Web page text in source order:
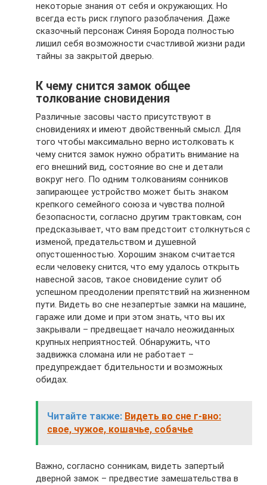
некоторые знания от себя и окружающих. Но
всегда есть риск глупого разоблачения. Даже
сказочный персонаж Синяя Борода полностью
лишил себя возможности счастливой жизни ради
тайны за закрытой дверью.
К чему снится замок общее
толкование сновидения
Различные засовы часто присутствуют в
сновидениях и имеют двойственный смысл. Для
того чтобы максимально верно истолковать к
чему снится замок нужно обратить внимание на
его внешний вид, состояние во сне и детали
вокруг него. По одним толкованиям сонников
запирающее устройство может быть знаком
крепкого семейного союза и чувства полной
безопасности, согласно другим трактовкам, сон
предсказывает, что вам предстоит столкнуться с
изменой, предательством и душевной
опустошенностью. Хорошим знаком считается
если человеку снится, что ему удалось открыть
навесной засов, такое сновидение сулит об
успешном преодолении препятствий на жизненном
пути. Видеть во сне незапертые замки на машине,
гараже или доме и при этом знать, что вы их
закрывали – предвещает начало неожиданных
крупных неприятностей. Обнаружить, что
задвижка сломана или не работает –
предупреждает бдительности и возможных
обидах.
Читайте также: Видеть во сне г-вно:
свое, чужое, кошачье, собачье
Важно, согласно сонникам, видеть запертый
дверной замок – предвестие замешательства в